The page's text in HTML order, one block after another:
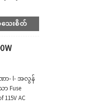
ား
ေးစိတ်
ဏာ- l- အလွန်
Fuse
AC